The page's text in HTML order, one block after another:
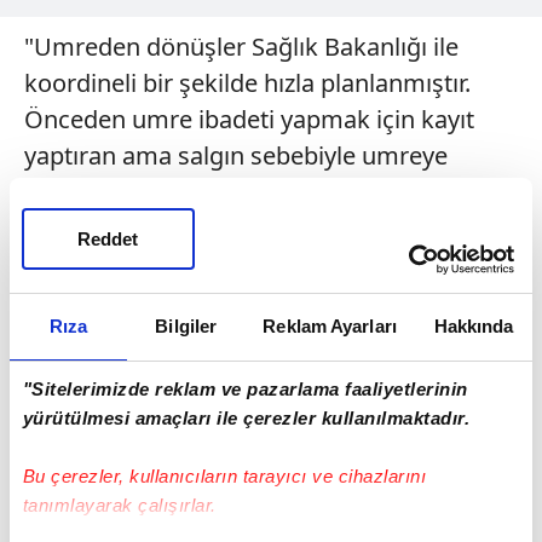
Rıza Bilgiler Reklam Ayarları Hakkında
"Sitelerimizde reklam ve pazarlama faaliyetlerinin
yürütülmesi amaçları ile çerezler kullanılmaktadır.
Bu çerezler, kullanıcıların tarayıcı ve cihazlarını
tanımlayarak çalışırlar.
Reddet
"Umreden dönüşler Sağlık Bakanlığı ile
koordineli bir şekilde hızla planlanmıştır.
Önceden umre ibadeti yapmak için kayıt
yaptıran ama salgın sebebiyle umreye
yaş üstü ve sokağa çıkamayan
vatandaşlarımızın ücret iade işlemleri
evlerine hizmet götürülerek
gerçekleştirilmiştir. 2020 yılında hac
ibadetinin yapılıp yapılamayacağı
hususunda Suudi Arabistan'ın ilgili
Bakanları/Diyanet İşleri Başkanları ile
istişarelerde bulunulmuştur. Salgının bu